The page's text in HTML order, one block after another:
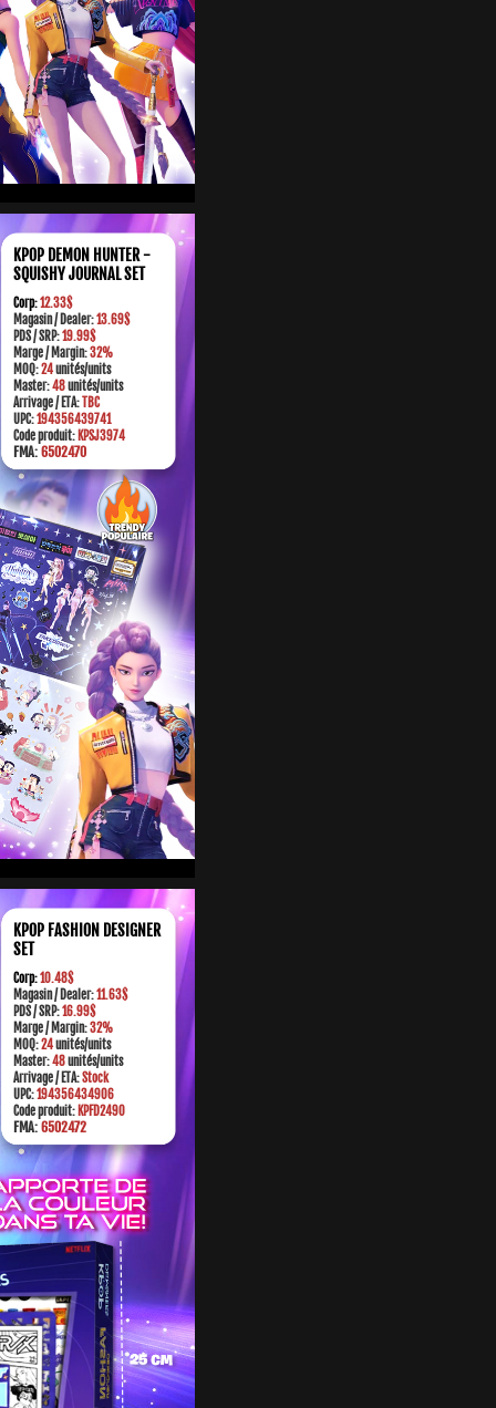
KPOP DEMON HUNTER -
SQUISHY JOURNAL SET
Corp:12.33$
Magasin / Dealer:13.69$
PDS / SRP:19.99$
Marge/ Margin:32%
MOQ:24unités/units
Master:48unités/units
Arrivage / ETA:
TBC
UPC:194356439741
Code produit: KPSJ3974
FMA: 6502470
KPOP FASHION DESIGNER
SET
Corp:10.48$
Magasin / Dealer:11.63$
PDS / SRP:16.99$
Marge/ Margin:32%
MOQ:24unités/units
Master:48unités/units
Arrivage / ETA:Stock
UPC:194356434906
Code produit: KPFD2490
FMA: 6502472